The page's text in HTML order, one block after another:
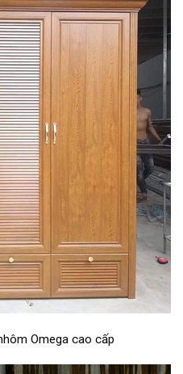
Omega cao cấp